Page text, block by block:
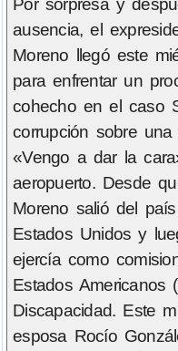
Por sorpresa y
ausencia, el
Moreno llegó este
para enfrentar un
cohecho en el caso
corrupción sobre
«Vengo a dar la
aeropuerto. Desde
Moreno salió del
Estados Unidos y
ejercía como
Estados Americanos
Discapacidad. Este
esposa Rocío